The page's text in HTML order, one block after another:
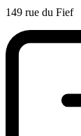
149 rue du Fief